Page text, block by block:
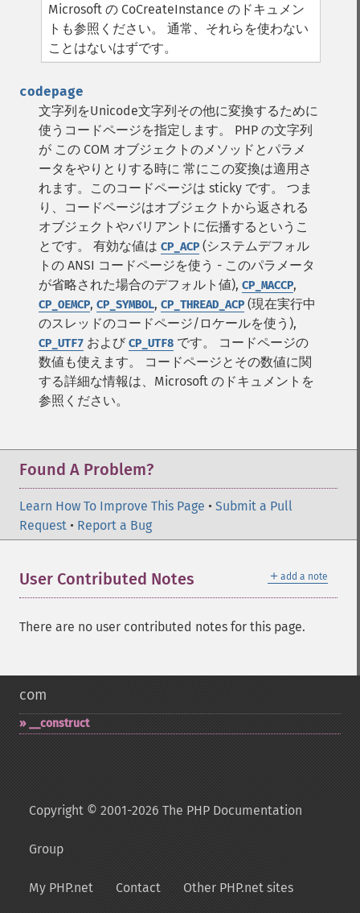
Microsoft の CoCreateInstance のドキュメン
トも参照ください。 通常、それらを使わない
ことはないはずです。
codepage
文字列をUnicode文字列その他に変換するために
使うコードページを指定します。 PHP の文字列
が この COM オブジェクトのメソッドとパラメ
ータをやりとりする時に 常にこの変換は適用さ
れます。このコードページは sticky です。 つま
り、コードページはオブジェクトから返される
オブジェクトやバリアントに伝播するというこ
とです。 有効な値は CP_ACP (システムデフォル
トの ANSI コードページを使う - このパラメータ
が省略された場合のデフォルト値), CP_MACCP,
CP_OEMCP, CP_SYMBOL, CP_THREAD_ACP (現在実行中
のスレッドのコードページ/ロケールを使う),
CP_UTF7 および CP_UTF8 です。 コードページの
数値も使えます。 コードページとその数値に関
する詳細な情報は、Microsoft のドキュメントを
参照ください。
Found A Problem?
Learn How To Improve This Page • Submit a Pull
Request • Report a Bug
＋ add a note
User Contributed Notes
There are no user contributed notes for this page.
com
_​_​construct
Copyright © 2001-2026 The PHP Documentation
Group
My PHP.net Contact Other PHP.net sites